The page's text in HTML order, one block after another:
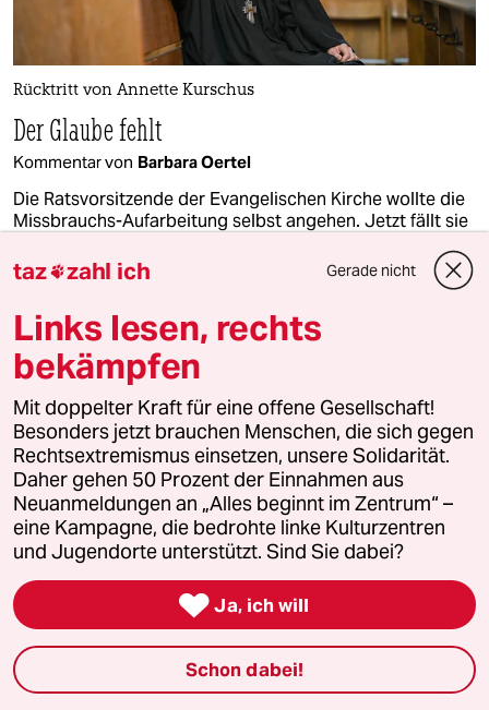
Rücktritt von Annette Kurschus
Der Glaube fehlt
Kommentar von Barbara Oertel
Die Ratsvorsitzende der Evangelischen Kirche wollte die
Missbrauchs-Aufarbeitung selbst angehen. Jetzt fällt sie
Pfarrerin im Internet
Kirche im Pippi-Langstrumpf-Style
Maike Schöfer ist Pfarrerin in Berlin-Adlershof und hat
noch eine zweite Gemeinde: im Internet. Wie prägen
Sinn­flu­en­ce­r*in­nen die digitale Kirche?
taz zahl ich Gerade nicht
Links lesen, rechts
bekämpfen
Mit doppelter Kraft für eine offene Gesellschaft!
Besonders jetzt brauchen Menschen, die sich gegen
Rechtsextremismus einsetzen, unsere Solidarität.
Daher gehen 50 Prozent der Einnahmen aus
Neuanmeldungen an „Alles beginnt im Zentrum“ –
eine Kampagne, die bedrohte linke Kulturzentren
und Jugendorte unterstützt. Sind Sie dabei?
 Ja, ich will
Schon dabei!